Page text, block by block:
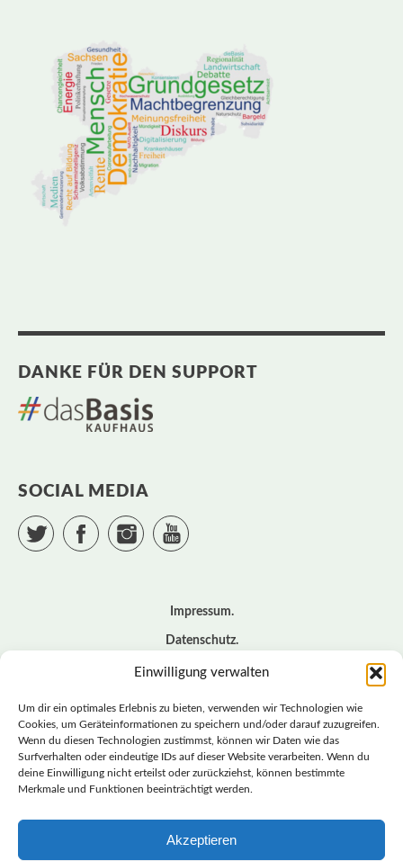
Einwilligung verwalten
Um dir ein optimales Erlebnis zu bieten, verwenden wir Technologien wie
Cookies, um Geräteinformationen zu speichern und/oder darauf zuzugreifen.
Wenn du diesen Technologien zustimmst, können wir Daten wie das
Surfverhalten oder eindeutige IDs auf dieser Website verarbeiten. Wenn du
deine Einwilligung nicht erteilst oder zurückziehst, können bestimmte
Merkmale und Funktionen beeinträchtigt werden.
Akzeptieren
DANKE FÜR DEN SUPPORT
SOCIAL MEDIA
Twitter Facebook Instagram
Impressum
Datenschutz
Cookie – Richtlinie (EU)
© BASISDEMOKRATISCHE PARTEI DEUTSCHLAND *
LANDESVERBAND SACHSEN
LANDESVERBAND